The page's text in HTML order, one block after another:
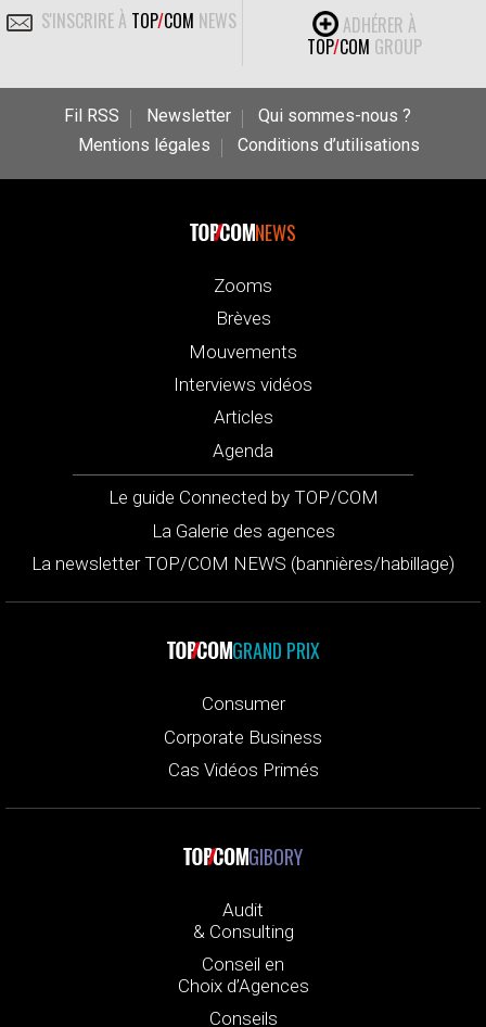
S'INSCRIRE À TOP/COM NEWS
ADHÉRER À
TOP/COM GROUP
Fil RSS Newsletter
Qui sommes-nous ?
Mentions légales
Conditions d’utilisations
NEWS
Zooms
Brèves
Mouvements
Interviews vidéos
Articles
Agenda
Le guide Connected by TOP/COM
La Galerie des agences
La newsletter TOP/COM NEWS (bannières/habillage)
GRAND PRIX
Consumer
Corporate Business
Cas Vidéos Primés
GIBORY
Audit
& Consulting
Conseil en
Choix d’Agences
Conseils